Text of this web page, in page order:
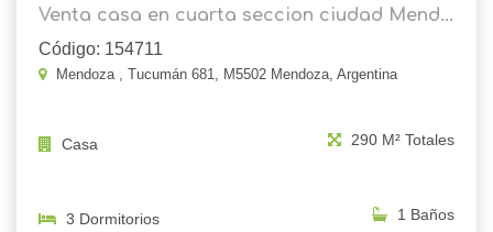
Venta casa en cuarta seccion ciudad Mend...
Código: 154711
Mendoza , Tucumán 681, M5502 Mendoza, Argentina
Casa 290 M² Totales
3 Dormitorios 1 Baños